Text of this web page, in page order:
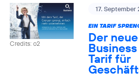
Credits: o2
17. September
EIN TARIF
Der
Tarif für